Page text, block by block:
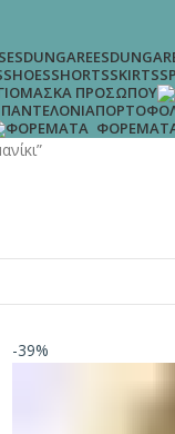
DUNGAREES
SHOESSHORTSSKIRTS
ΜΆΣΚΑ ΠΡΟΣΏΠΟΥ
ΠΑΝΤΕΛΌΝΙΑ
-39%